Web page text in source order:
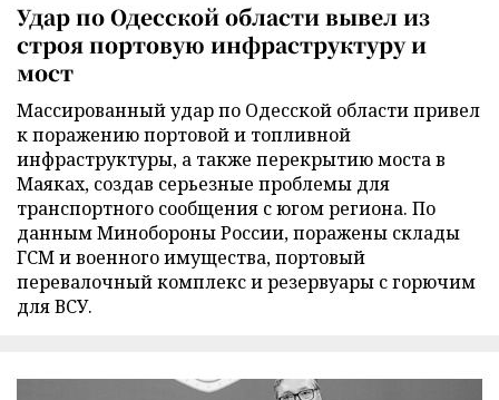
Удар по Одесской области вывел из
строя портовую инфраструктуру и
мост
Массированный удар по Одесской области привел
к поражению портовой и топливной
инфраструктуры, а также перекрытию моста в
Маяках, создав серьезные проблемы для
транспортного сообщения с югом региона. По
данным Минобороны России, поражены склады
ГСМ и военного имущества, портовый
перевалочный комплекс и резервуары с горючим
для ВСУ.